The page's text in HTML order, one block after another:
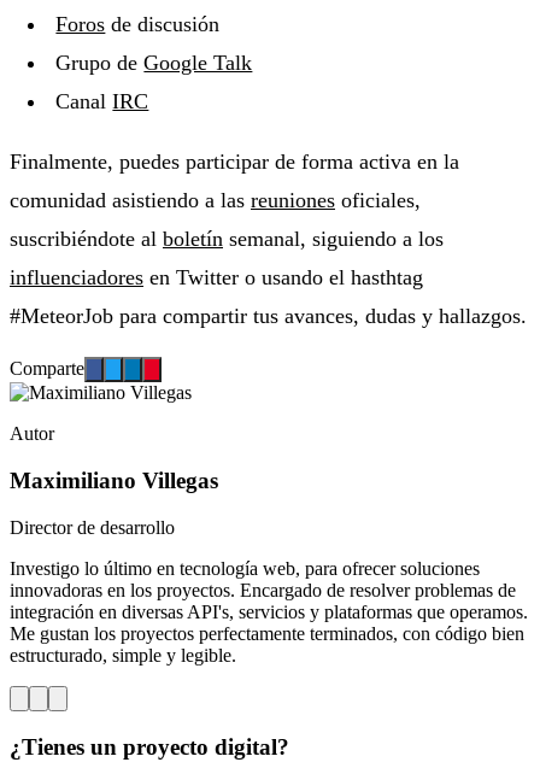
Foros de discusión
Grupo deGoogle Talk
CanalIRC
Finalmente, puedes participar de forma activa en la
comunidad asistiendo a las reuniones oficiales,
suscribiéndote al boletín semanal, siguiendo a los
influenciadores en Twitter o usando el hasthtag
#MeteorJob para compartir tus avances, dudas y hallazgos.
Comparte
Autor
Maximiliano Villegas
Director de desarrollo
Investigo lo último en tecnología web, para ofrecer soluciones
innovadoras en los proyectos. Encargado de resolver problemas de
integración en diversas API's, servicios y plataformas que operamos.
Me gustan los proyectos perfectamente terminados, con código bien
estructurado, simple y legible.
¿Tienes un proyecto digital?